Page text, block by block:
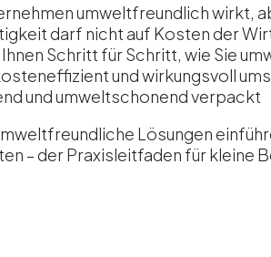
umweltfreundlich wirkt,
darf nicht auf Kosten der
Schritt für Schritt, wie Sie
und wirkungsvoll
und umweltschonend verpackt
Lösungen
– der Praxisleitfaden für kleine